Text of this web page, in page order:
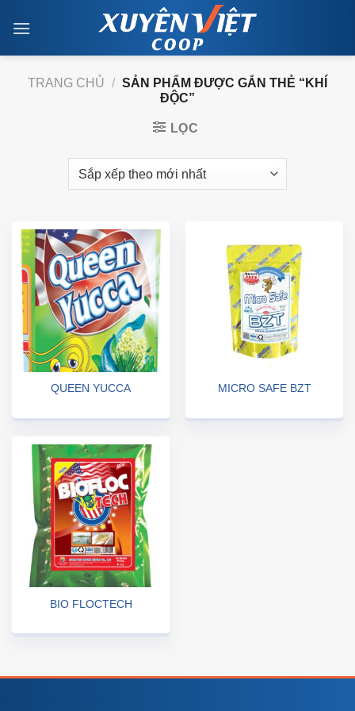
TRANG CHỦ / SẢN PHẨM ĐƯỢC GẮN THẺ “KHÍ
ĐỘC”
LỌC
QUEEN YUCCA MICRO SAFE BZT
BIO FLOCTECH